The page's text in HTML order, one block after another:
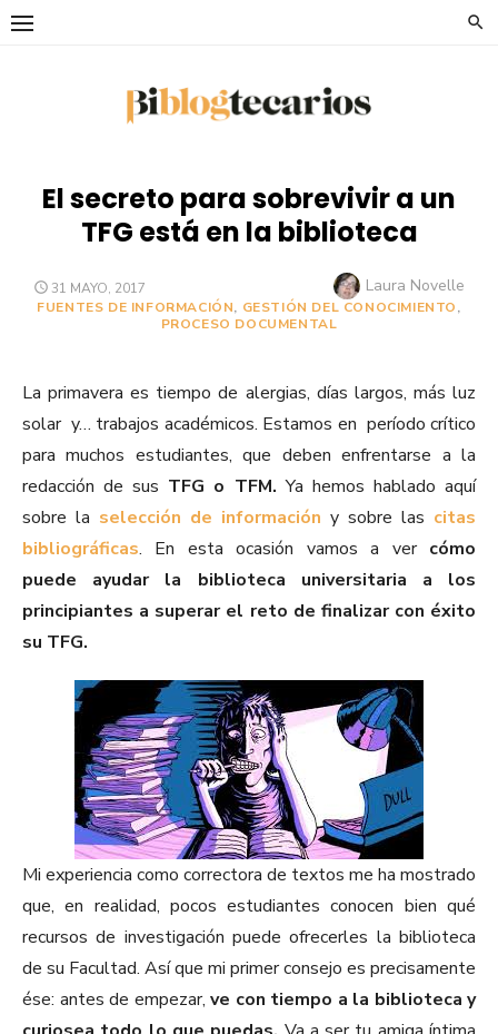
Saltar
El secreto para sobrevivir a un
TFG está en la biblioteca
PUBLICADO
EL
31 MAYO, 2017 Autor
Laura Novelle
FUENTES DE INFORMACIÓN, GESTIÓN DEL CONOCIMIENTO,
PROCESO DOCUMENTAL
La primavera es tiempo de alergias, días largos, más luz
solar y… trabajos académicos. Estamos en período crítico
para muchos estudiantes, que deben enfrentarse a la
redacción de sus TFG o TFM. Ya hemos hablado aquí
sobre la selección de información y sobre las citas
bibliográficas. En esta ocasión vamos a ver cómo
puede ayudar la biblioteca universitaria a los
principiantes a superar el reto de finalizar con éxito
su TFG.
Mi experiencia como correctora de textos me ha mostrado
que, en realidad, pocos estudiantes conocen bien qué
recursos de investigación puede ofrecerles la biblioteca
de su Facultad. Así que mi primer consejo es precisamente
ése: antes de empezar, ve con tiempo a la biblioteca y